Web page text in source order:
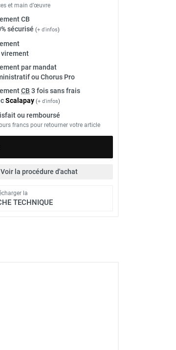
et main d’œuvre
CB
sécurisé (+ d'infos)
virement
par mandat
ou Chorus Pro
CB 3 fois sans frais
Scalapay (+ d'infos)
ou remboursé
francs pour retourner votre article
Voir la procédure d'achat
la
TECHNIQUE